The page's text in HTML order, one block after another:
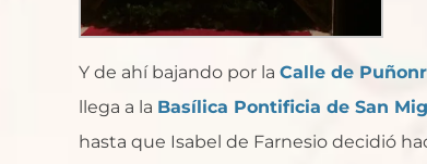
Y de ahí bajando por la Calle de
llega a la Basílica Pontificia de San
hasta que Isabel de Farnesio decidió